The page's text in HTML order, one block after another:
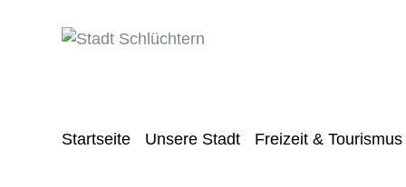
Startseite Unsere Stadt Freizeit & Tourismus